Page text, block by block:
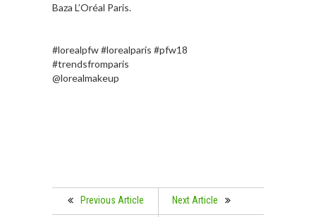
Baza L’Oréal Paris.
#lorealpfw #lorealparis #pfw18
#trendsfromparis
@lorealmakeup
Previous Article Next Article